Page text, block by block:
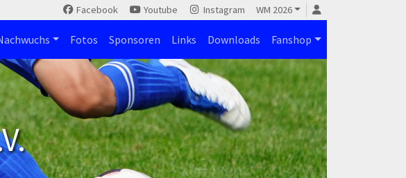
Facebook Youtube Instagram WM 2026
Fotos Sponsoren Links Downloads Fanshop